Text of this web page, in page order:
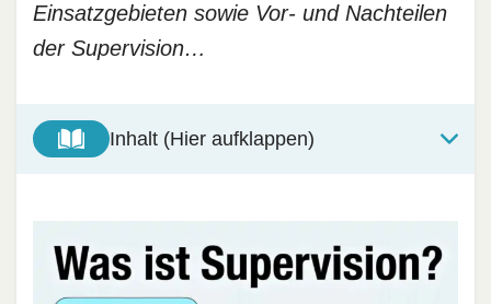
Einsatzgebieten sowie Vor- und Nachteilen
der Supervision…
Inhalt (Hier aufklappen)